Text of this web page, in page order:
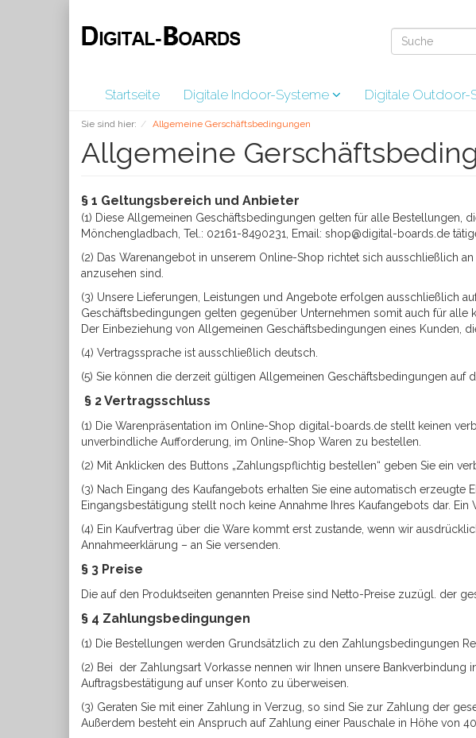
Startseite Digitale Indoor-Systeme Digitale Outdoor-
Sie sind hier: Allgemeine Gerschäftsbedingungen
Allgemeine
§ 1 Geltungsbereich und Anbieter
(1) Diese Allgemeinen Geschäftsbedingungen gelten für alle Bestellungen,
Mönchengladbach, Tel.: 02161-8490231, Email: shop@digital-boards.de
(2) Das Warenangebot in unserem Online-Shop richtet sich ausschließlich
anzusehen sind.
(3) Unsere Lieferungen, Leistungen und Angebote erfolgen ausschließlich
Geschäftsbedingungen gelten gegenüber Unternehmen somit auch für alle
Der Einbeziehung von Allgemeinen Geschäftsbedingungen eines Kunden,
(4) Vertragssprache ist ausschließlich deutsch.
(5) Sie können die derzeit gültigen Allgemeinen Geschäftsbedingungen
§ 2 Vertragsschluss
(1) Die Warenpräsentation im Online-Shop digital-boards.de stellt keinen
unverbindliche Aufforderung, im Online-Shop Waren zu bestellen.
(2) Mit Anklicken des Buttons „Zahlungspflichtig bestellen“ geben Sie ein
(3) Nach Eingang des Kaufangebots erhalten Sie eine automatisch
Eingangsbestätigung stellt noch keine Annahme Ihres Kaufangebots dar.
(4) Ein Kaufvertrag über die Ware kommt erst zustande, wenn wir
Annahmeerklärung – an Sie versenden.
§ 3 Preise
Die auf den Produktseiten genannten Preise sind Netto-Preise zuzügl. der
§ 4 Zahlungsbedingungen
(1) Die Bestellungen werden Grundsätzlich zu den Zahlungsbedingungen
(2) Bei der Zahlungsart Vorkasse nennen wir Ihnen unsere
Auftragsbestätigung auf unser Konto zu überweisen.
(3) Geraten Sie mit einer Zahlung in Verzug, so sind Sie zur Zahlung der
Außerdem besteht ein Anspruch auf Zahlung einer Pauschale in Höhe von